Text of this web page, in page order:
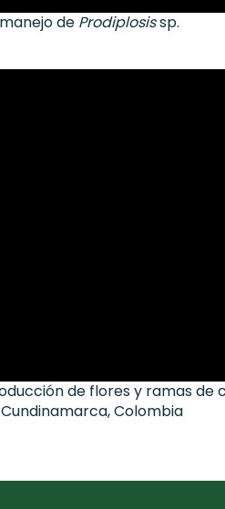
de Prodiplosissp.
de flores y ramas de
Colombia